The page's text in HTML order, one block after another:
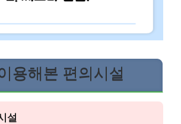
용해본 편의시설
설